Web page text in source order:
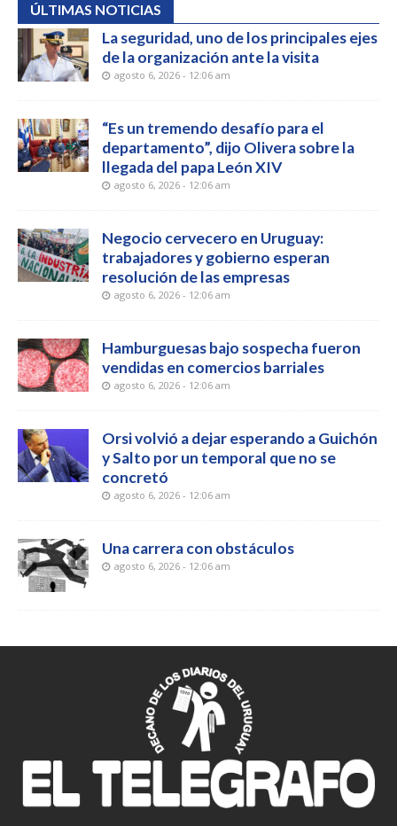
ÚLTIMAS NOTICIAS
La seguridad, uno de los principales ejes
de la organización ante la visita
agosto 6, 2026 - 12:06 am
“Es un tremendo desafío para el
departamento”, dijo Olivera sobre la
llegada del papa León XIV
agosto 6, 2026 - 12:06 am
Negocio cervecero en Uruguay:
trabajadores y gobierno esperan
resolución de las empresas
agosto 6, 2026 - 12:06 am
Hamburguesas bajo sospecha fueron
vendidas en comercios barriales
agosto 6, 2026 - 12:06 am
Orsi volvió a dejar esperando a Guichón
y Salto por un temporal que no se
concretó
agosto 6, 2026 - 12:06 am
Una carrera con obstáculos
agosto 6, 2026 - 12:06 am